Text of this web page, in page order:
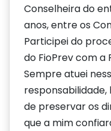
Conselheira do
anos, entre os
Participei do
do FioPrev com a
Sempre atuei
de preservar os
que a mim